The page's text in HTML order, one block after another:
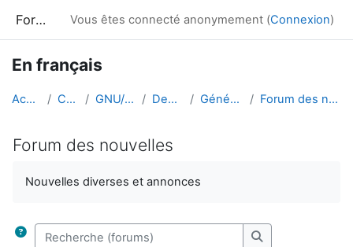
Formation Vous êtes connecté anonymement (Connexion)
En français
Accueil Cours GNU/Linux Demo-fr Généralités Forum des nouvelles
Forum des nouvelles
Nouvelles diverses et annonces
Recherche (forums)